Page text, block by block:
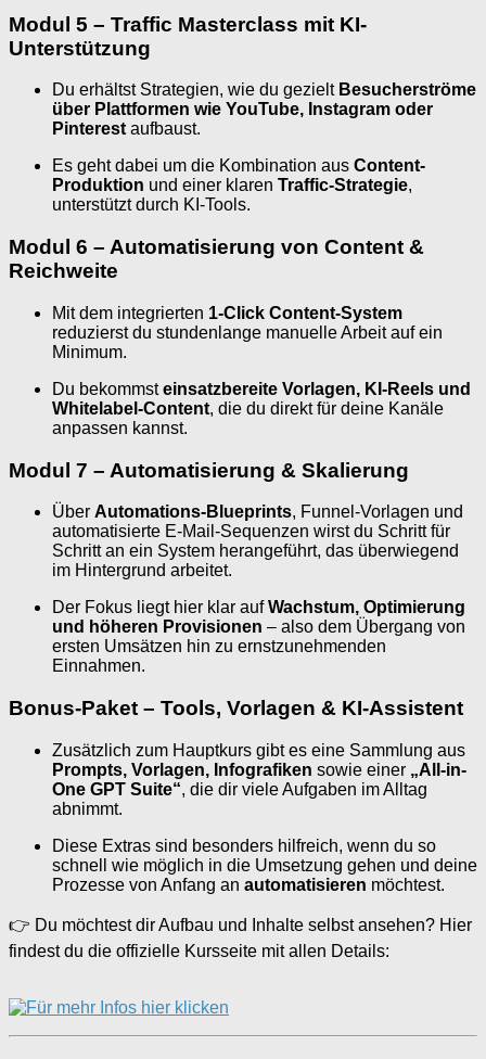
Modul 5 – Traffic Masterclass mit KI-
Unterstützung
Du erhältst Strategien, wie du gezielt Besucherströme
über Plattformen wie YouTube, Instagram oder
Pinterest aufbaust.
Es geht dabei um die Kombination aus Content-
Produktion und einer klaren Traffic-Strategie,
unterstützt durch KI-Tools.
Modul 6 – Automatisierung von Content &
Reichweite
Mit dem integrierten 1-Click Content-System
reduzierst du stundenlange manuelle Arbeit auf ein
Minimum.
Du bekommsteinsatzbereite Vorlagen, KI-Reels und
Whitelabel-Content, die du direkt für deine Kanäle
anpassen kannst.
Modul 7 – Automatisierung & Skalierung
Über Automations-Blueprints, Funnel-Vorlagen und
automatisierte E-Mail-Sequenzen wirst du Schritt für
Schritt an ein System herangeführt, das überwiegend
im Hintergrund arbeitet.
Der Fokus liegt hier klar aufWachstum, Optimierung
und höheren Provisionen – also dem Übergang von
ersten Umsätzen hin zu ernstzunehmenden
Einnahmen.
Bonus-Paket – Tools, Vorlagen & KI-Assistent
Zusätzlich zum Hauptkurs gibt es eine Sammlung aus
Prompts, Vorlagen, Infografiken sowie einer „All-in-
One GPT Suite“, die dir viele Aufgaben im Alltag
abnimmt.
Diese Extras sind besonders hilfreich, wenn du so
schnell wie möglich in die Umsetzung gehen und deine
Prozesse von Anfang an automatisieren möchtest.
👉 Du möchtest dir Aufbau und Inhalte selbst ansehen? Hier
findest du die offizielle Kursseite mit allen Details: